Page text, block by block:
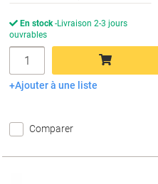
En stock Livraison 2-3 jours
ouvrables
Quantité
Ajouter au panier
Ajouter à une liste
Comparer